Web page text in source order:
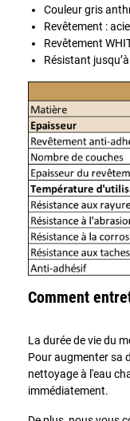
Couleur gris
Revêtement :
Revêtement
Résistant
Comment
La durée de vie du
Pour augmenter sa
nettoyage à l'eau
immédiatement.